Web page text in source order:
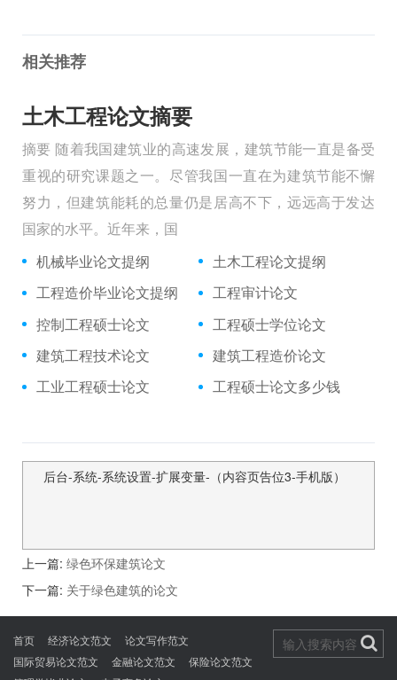
相关推荐
土木工程论文摘要
摘要 随着我国建筑业的高速发展，建筑节能一直是备受
重视的研究课题之一。尽管我国一直在为建筑节能不懈
努力，但建筑能耗的总量仍是居高不下，远远高于发达
国家的水平。近年来，国
机械毕业论文提纲
土木工程论文提纲
工程造价毕业论文提纲
工程审计论文
控制工程硕士论文
工程硕士学位论文
建筑工程技术论文
建筑工程造价论文
工业工程硕士论文
工程硕士论文多少钱
后台-系统-系统设置-扩展变量-（内容页告位3-手机版）
上一篇: 绿色环保建筑论文
下一篇: 关于绿色建筑的论文
首页 经济论文范文
论文写作范文
国际贸易论文范文
金融论文范文
保险论文范文